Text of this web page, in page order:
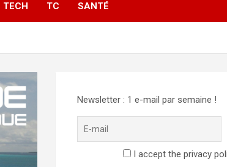
TECH TC SANTÉ
Newsletter : 1 e-mail par semaine !
I accept the privacy